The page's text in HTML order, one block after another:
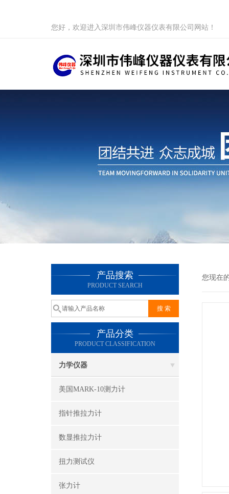
您好，欢迎进入深圳市伟峰仪器仪表有限公司网站！
产品搜索
PRODUCT SEARCH
产品分类
PRODUCT CLASSIFICATION
力学仪器
美国MARK-10测力计
指针推拉力计
数显推拉力计
扭力测试仪
张力计
您现在